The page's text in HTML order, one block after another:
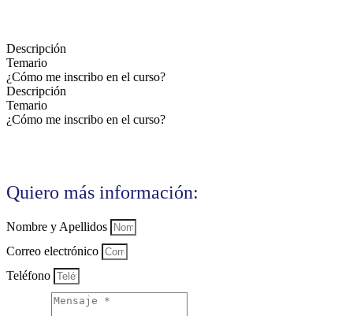
Descripción
Temario
¿Cómo me inscribo en el curso?
Descripción
Temario
¿Cómo me inscribo en el curso?
Quiero más información:
Nombre y Apellidos
Correo electrónico
Teléfono